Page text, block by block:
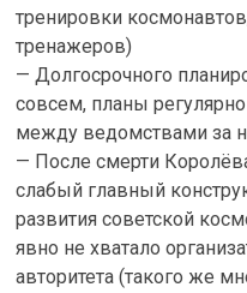
тренировки
тренажеров)
— Долгосрочного
совсем, планы
между ведомствами за
— После смерти
слабый главный
развития советской
явно не хватало
авторитета (такого же